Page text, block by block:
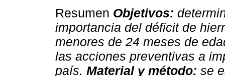
Resumen Objetivos:
importancia del déficit de
menores de 24 meses de
las acciones preventivas a
país. Material y método: se